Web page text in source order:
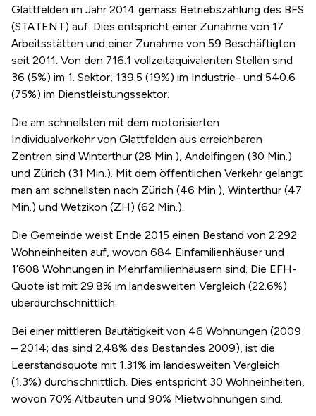
Glattfelden im Jahr 2014 gemäss Betriebszählung des BFS
(STATENT) auf. Dies entspricht einer Zunahme von 17
Arbeitsstätten und einer Zunahme von 59 Beschäftigten
seit 2011. Von den 716.1 vollzeitäquivalenten Stellen sind
36 (5%) im 1. Sektor, 139.5 (19%) im Industrie- und 540.6
(75%) im Dienstleistungssektor.
Die am schnellsten mit dem motorisierten
Individualverkehr von Glattfelden aus erreichbaren
Zentren sind Winterthur (28 Min.), Andelfingen (30 Min.)
und Zürich (31 Min.). Mit dem öffentlichen Verkehr gelangt
man am schnellsten nach Zürich (46 Min.), Winterthur (47
Min.) und Wetzikon (ZH) (62 Min.).
Die Gemeinde weist Ende 2015 einen Bestand von 2’292
Wohneinheiten auf, wovon 684 Einfamilienhäuser und
1’608 Wohnungen in Mehrfamilienhäusern sind. Die EFH-
Quote ist mit 29.8% im landesweiten Vergleich (22.6%)
überdurchschnittlich.
Bei einer mittleren Bautätigkeit von 46 Wohnungen (2009
– 2014; das sind 2.48% des Bestandes 2009), ist die
Leerstandsquote mit 1.31% im landesweiten Vergleich
(1.3%) durchschnittlich. Dies entspricht 30 Wohneinheiten,
wovon 70% Altbauten und 90% Mietwohnungen sind.